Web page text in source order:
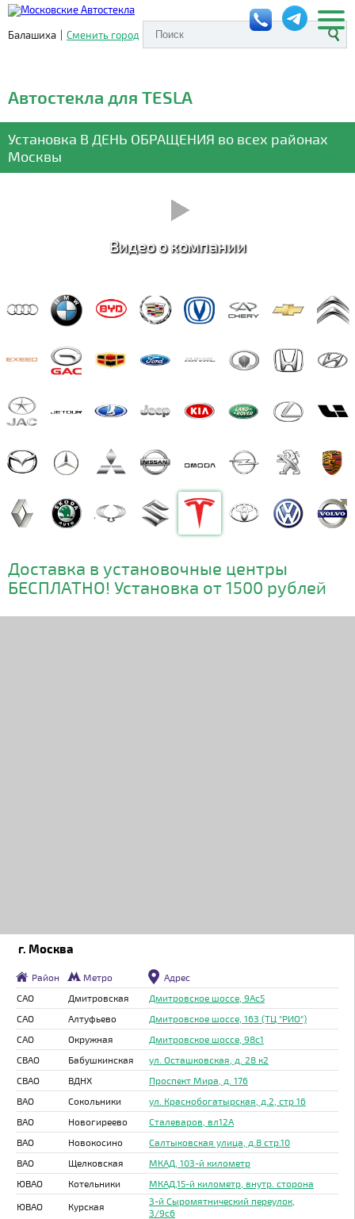
Балашиха | Сменить город
Автостекла для TESLA
Установка В ДЕНЬ ОБРАЩЕНИЯ во всех районах
Москвы
Видео о компании
Доставка в установочные центры
БЕСПЛАТНО! Установка от 1500 рублей
г. Москва
Район Метро
Адрес
САО
Дмитровская
Дмитровское шоссе, 9Ас5
САО
Алтуфьево
Дмитровское шоссе, 163 (ТЦ "РИО")
САО
Окружная
Дмитровское шоссе, 98с1
СВАО
Бабушкинская
ул. Осташковская, д. 28 к2
СВАО
ВДНХ
Проспект Мира, д. 176
ВАО
Сокольники
ул. Краснобогатырская, д.2, стр 16
ВАО
Новогиреево
Сталеваров, вл12А
ВАО
Новокосино
Салтыковская улица, д.8 стр.10
ВАО
Щелковская
МКАД, 103-й километр
ЮВАО
Котельники МКАД,15-й километр, внутр. сторона
ЮВАО Курская
3-й Сыромятнический переулок,
3/9с6